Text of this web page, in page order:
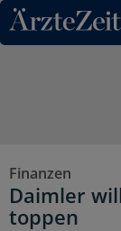
Direkt zum
Finanzen
Daimler
toppen